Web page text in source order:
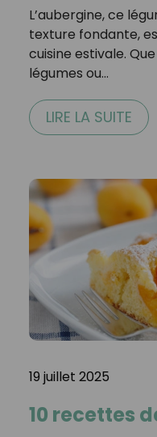
L’aubergine, ce
texture fondante,
cuisine estivale.
légumes ou…
LIRE LA SUITE
19 juillet 2025
10 recettes